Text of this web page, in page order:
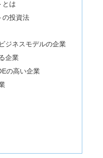
とは
の投資法
ジネスモデルの企業
企業
の高い企業